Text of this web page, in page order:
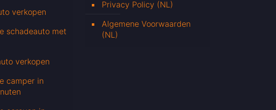
verkopen
schadeauto met
verkopen
camper in
Privacy Policy (NL)
Algemene Voorwaarden
(NL)